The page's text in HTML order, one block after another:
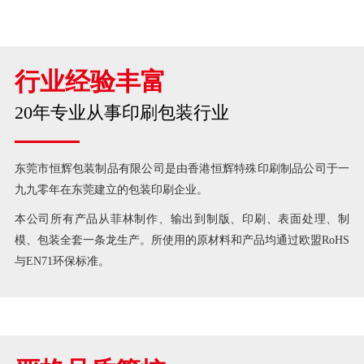
行业经验丰富
20年专业从事印刷包装行业
东莞市恒辉包装制品有限公司是由香港恒辉特殊印刷制品公司于一
九九零年在东莞建立的包装印刷企业。
本公司所有产品从菲林制作、输出到制版、印刷、表面处理、制
模、包装全套一条龙生产。所使用的原材料和产品均通过欧盟RoHS
与EN71环保标准。